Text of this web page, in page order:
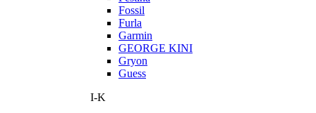
Fossil
Furla
Garmin
GEORGE KINI
Gryon
Guess
I-K